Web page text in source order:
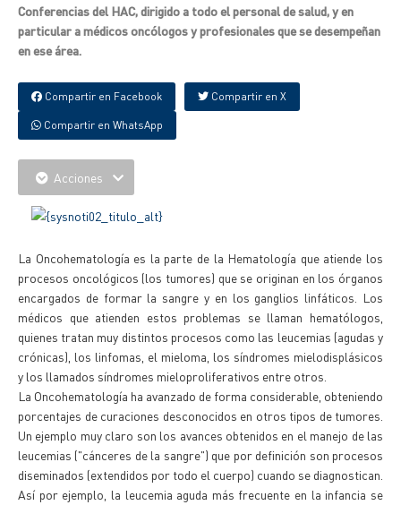
Conferencias del HAC, dirigido a todo el personal de salud, y en
particular a médicos oncólogos y profesionales que se desempeñan
en ese área.
Compartir en Facebook Compartir en X
Compartir en WhatsApp
Acciones
La Oncohematología es la parte de la Hematología que atiende los
procesos oncológicos (los tumores) que se originan en los órganos
encargados de formar la sangre y en los ganglios linfáticos. Los
médicos que atienden estos problemas se llaman hematólogos,
quienes tratan muy distintos procesos como las leucemias (agudas y
crónicas), los linfomas, el mieloma, los síndromes mielodisplásicos
y los llamados síndromes mieloproliferativos entre otros.
La Oncohematología ha avanzado de forma considerable, obteniendo
porcentajes de curaciones desconocidos en otros tipos de tumores.
Un ejemplo muy claro son los avances obtenidos en el manejo de las
leucemias ("cánceres de la sangre") que por definición son procesos
diseminados (extendidos por todo el cuerpo) cuando se diagnostican.
Así por ejemplo, la leucemia aguda más frecuente en la infancia se